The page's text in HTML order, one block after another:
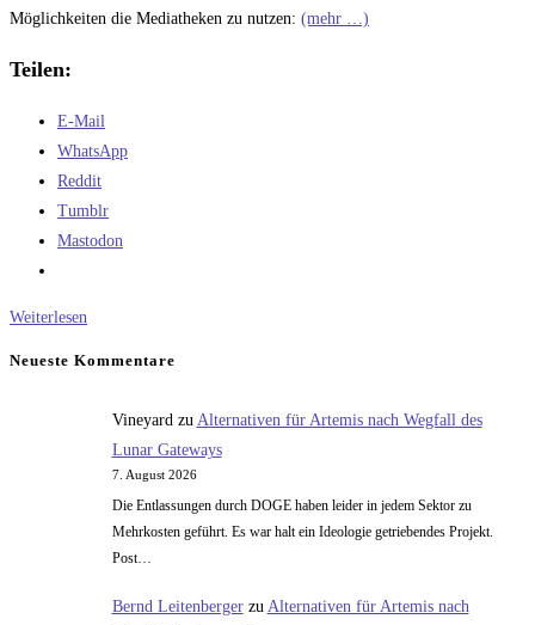
Möglichkeiten die Mediatheken zu nutzen: (mehr …)
Teilen:
E-Mail
WhatsApp
Reddit
Tumblr
Mastodon
Weiterlesen
Neueste Kommentare
Vineyardzu Alternativen für Artemis nach Wegfall des
Lunar Gateways
7. August 2026
Die Entlassungen durch DOGE haben leider in jedem Sektor zu
Mehrkosten geführt. Es war halt ein Ideologie getriebendes Projekt.
Post…
Bernd Leitenbergerzu Alternativen für Artemis nach